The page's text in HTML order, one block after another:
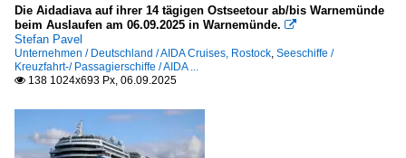
Die Aidadiava auf ihrer 14 tägigen Ostseetour ab/bis Warnemünde
beim Auslaufen am 06.09.2025 in Warnemünde. 
Stefan Pavel
Unternehmen / Deutschland / AIDA Cruises, Rostock, Seeschiffe /
Kreuzfahrt-/ Passagierschiffe / AIDA ...
 138 1024x693 Px, 06.09.2025